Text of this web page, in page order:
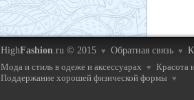
HighFashion.ru © 2015 ♥ Обратная связь ♥
Мода и стиль в одеже и аксессуарах
♥ Красота
Поддержание хорошей физической формы ♥